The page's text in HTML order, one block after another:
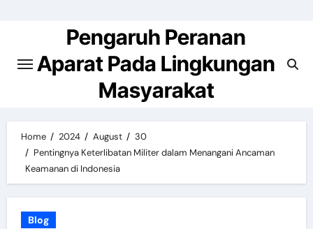
Pengaruh Peranan
Aparat Pada Lingkungan
Masyarakat
Home 2024 August
30
Pentingnya Keterlibatan Militer dalam Menangani Ancaman
Keamanan di Indonesia
Blog